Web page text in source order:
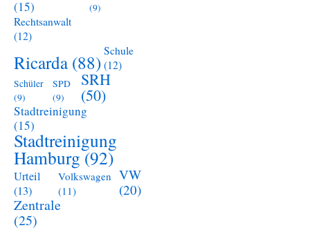
(15)
(9)
Rechtsanwalt
(12)
Ricarda (88) Schule
(12)
Schüler
(9)
SPD
(9)
SRH
(50)
Stadtreinigung
(15)
Stadtreinigung
Hamburg(92)
Urteil
(13)
Volkswagen
(11)
VW
(20)
Zentrale
(25)